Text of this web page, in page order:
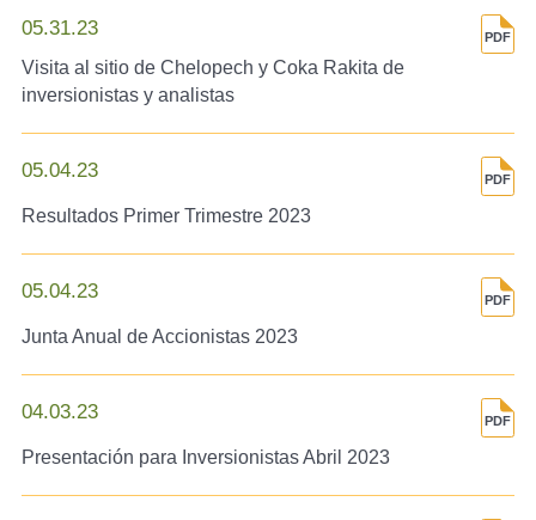
05.31.23
Visita al sitio de Chelopech y Coka Rakita de
inversionistas y analistas
05.04.23
Resultados Primer Trimestre 2023
05.04.23
Junta Anual de Accionistas 2023
04.03.23
Presentación para Inversionistas Abril 2023